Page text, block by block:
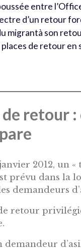
entre
d’un retour
migrantà son
places de retour en
retour :
2012, un «
prévu dans la
demandeurs
retour
demandeur